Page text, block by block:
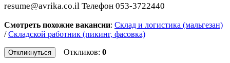
resume@avrika.co.il Телефон 053-3722440
Смотреть похожие вакансии: Склад и логистика (мальгезан)
/Складской работник (пикинг, фасовка)
Откликнуться Откликов: 0